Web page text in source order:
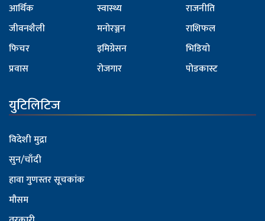
आर्थिक
जीवनशैली
फिचर
प्रवास
स्वास्थ्य
मनोरञ्जन
इमिग्रेसन
रोजगार
राजनीति
राशिफल
भिडियो
पोडकास्ट
युटिलिटिज
विदेशी मुद्रा
सुन/चाँदी
हावा गुणस्तर सूचकांक
मौसम